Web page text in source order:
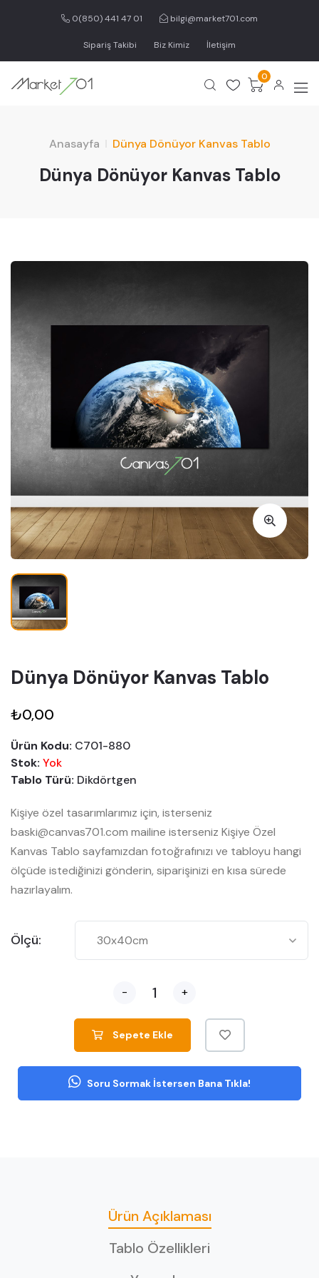
0(850) 441 47 01 bilgi@market701.com
Sipariş Takibi Biz Kimiz İletişim
0
Anasayfa Dünya Dönüyor Kanvas Tablo
Dünya Dönüyor Kanvas Tablo
Dünya Dönüyor Kanvas Tablo
₺0,00
Ürün Kodu: C701-880
Stok: Yok
Tablo Türü: Dikdörtgen
Kişiye özel tasarımlarımız için, isterseniz
baski@canvas701.com mailine isterseniz Kişiye Özel
Kanvas Tablo sayfamızdan fotoğrafınızı ve tabloyu hangi
ölçüde istediğinizi gönderin, siparişinizi en kısa sürede
hazırlayalım.
Ölçü:
- +
Sepete Ekle
Soru Sormak İstersen Bana Tıkla!
Ürün Açıklaması
Tablo Özellikleri